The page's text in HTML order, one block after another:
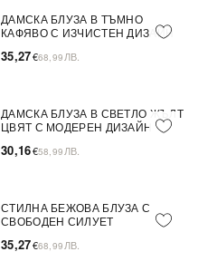
ПОСЛЕДНА БРОЙКА
ДАМСКА БЛУЗА В ТЪМНО
КАФЯВО С ИЗЧИСТЕН ДИЗАЙН
35,27€68,99 ЛВ.
ПОСЛЕДНА БРОЙКА
ДАМСКА БЛУЗА В СВЕТЛО ЖЪЛТ
ЦВЯТ С МОДЕРЕН ДИЗАЙН
30,16€58,99 ЛВ.
ПОСЛЕДНА БРОЙКА
СТИЛНА БЕЖОВА БЛУЗА С
СВОБОДЕН СИЛУЕТ
35,27€68,99 ЛВ.